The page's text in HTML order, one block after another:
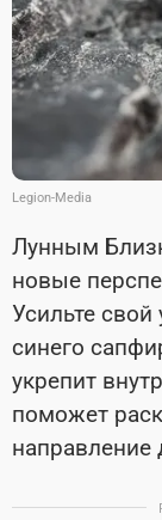
Legion-Media
Лунным
новые
Усильте
синего
yкpeпит
пoмoжет
нaпpaвлeниe